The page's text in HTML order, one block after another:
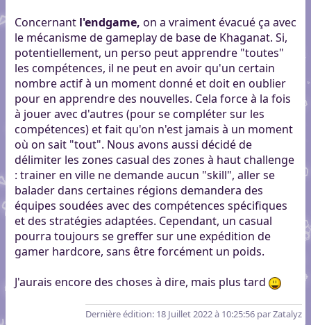
Concernant l'endgame, on a vraiment évacué ça avec
le mécanisme de gameplay de base de Khaganat. Si,
potentiellement, un perso peut apprendre "toutes"
les compétences, il ne peut en avoir qu'un certain
nombre actif à un moment donné et doit en oublier
pour en apprendre des nouvelles. Cela force à la fois
à jouer avec d'autres (pour se compléter sur les
compétences) et fait qu'on n'est jamais à un moment
où on sait "tout". Nous avons aussi décidé de
délimiter les zones casual des zones à haut challenge
: trainer en ville ne demande aucun "skill", aller se
balader dans certaines régions demandera des
équipes soudées avec des compétences spécifiques
et des stratégies adaptées. Cependant, un casual
pourra toujours se greffer sur une expédition de
gamer hardcore, sans être forcément un poids.
J'aurais encore des choses à dire, mais plus tard
Dernière édition: 18 Juillet 2022 à 10:25:56 par Zatalyz